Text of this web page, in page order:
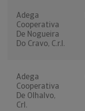
Adega
Cooperativa
De Nogueira
Do Cravo, C.r.l.
Adega
Cooperativa
De Olhalvo,
Crl.